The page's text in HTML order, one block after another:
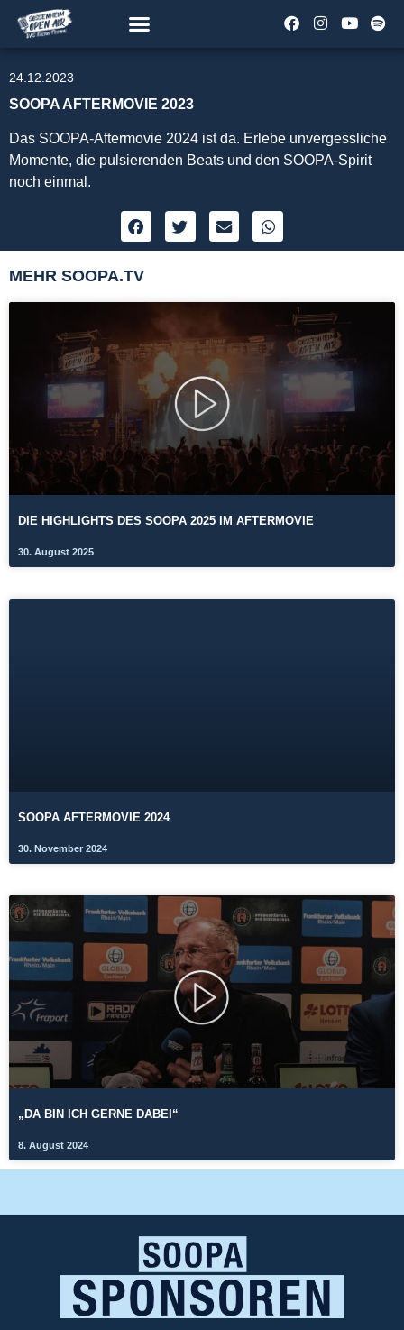
24.12.2023
SOOPA AFTERMOVIE 2023
Das SOOPA-Aftermovie 2024 ist da. Erlebe unvergessliche
Momente, die pulsierenden Beats und den SOOPA-Spirit
noch einmal.
MEHR SOOPA.TV
DIE HIGHLIGHTS DES SOOPA 2025 IM AFTERMOVIE
30. August 2025
SOOPA AFTERMOVIE 2024
30. November 2024
„DA BIN ICH GERNE DABEI“
8. August 2024